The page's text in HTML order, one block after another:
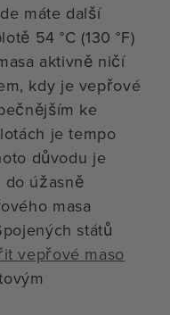
máte další
54 °C (130 °F)
aktivně ničí
kdy je vepřové
ke
je tempo
důvodu je
do úžasně
masa
států
vepřové maso